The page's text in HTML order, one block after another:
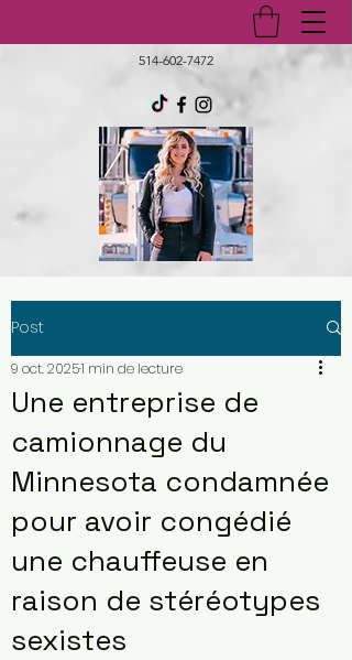
514-602-7472
Post
Une entreprise de
camionnage du
Minnesota condamnée
pour avoir congédié
une chauffeuse en
raison de stéréotypes
sexistes
9 oct. 20251 min de lecture